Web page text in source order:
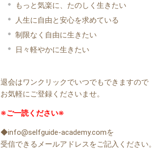
もっと気楽に、たのしく生きたい
人生に自由と安心を求めている
制限なく自由に生きたい
日々軽やかに生きたい
退会はワンクリックでいつでもできますので
お気軽にご登録くださいませ。
※ご一読ください※
◆info@selfguide-academy.comを
受信できるメールアドレスをご記入ください。